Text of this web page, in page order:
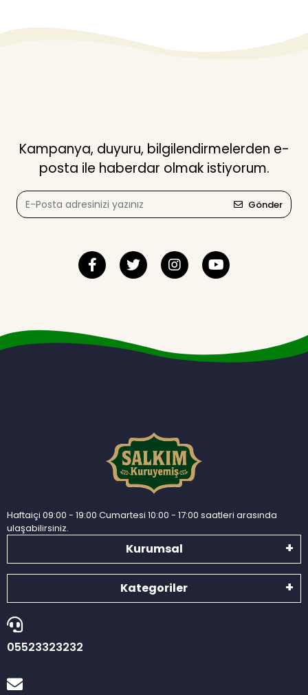
Kampanya, duyuru, bilgilendirmelerden e-
posta ile haberdar olmak istiyorum.
Gönder
Haftaiçi 09:00 - 19:00 Cumartesi 10:00 - 17:00 saatleri arasında
ulaşabilirsiniz.
Kurumsal
Kategoriler
05523323232